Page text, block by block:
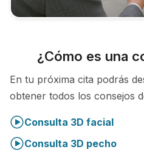
¿Cómo es una
En tu próxima cita podrás
obtener todos los consejos
Consulta 3D facial
Consulta 3D pecho